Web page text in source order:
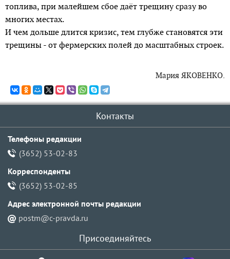
топлива, при малейшем сбое даёт трещину сразу во
многих местах.
И чем дольше длится кризис, тем глубже становятся эти
трещины - от фермерских полей до масштабных строек.
Мария ЯКОВЕНКО.
Контакты
Телефоны редакции
(3652) 53-02-83
Корреспонденты
(3652) 53-02-85
Адрес электронной почты pедакции
postm@c-pravda.ru
Присоединяйтесь